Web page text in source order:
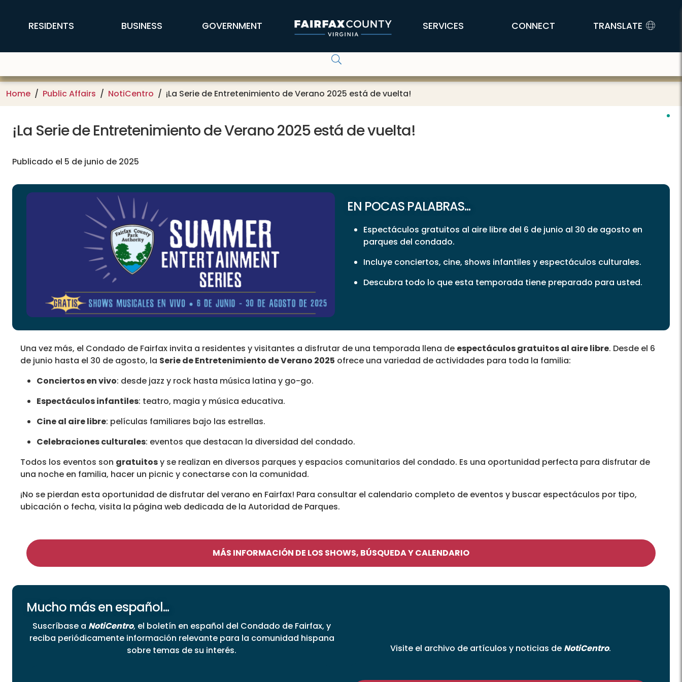
FFX Global Navigation
RESIDENTS BUSINESS GOVERNMENT SERVICES CONNECT TRANSLATE
Home Public Affairs NotiCentro ¡La Serie de Entretenimiento de Verano 2025 está de vuelta!
¡La Serie de Entretenimiento de Verano 2025 está de vuelta!
Publicado el 5 de junio de 2025
EN POCAS PALABRAS...
Espectáculos gratuitos al aire libre del 6 de junio al 30 de agosto en
parques del condado.
Incluye conciertos, cine, shows infantiles y espectáculos culturales.
Descubra todo lo que esta temporada tiene preparado para usted.
Una vez más, el Condado de Fairfax invita a residentes y visitantes a disfrutar de una temporada llena de espectáculos gratuitos al aire libre. Desde el 6
de junio hasta el 30 de agosto, la Serie de Entretenimiento de Verano 2025 ofrece una variedad de actividades para toda la familia:
Conciertos en vivo: desde jazz y rock hasta música latina y go-go.
Espectáculos infantiles: teatro, magia y música educativa.
Cine al aire libre: películas familiares bajo las estrellas.
Celebraciones culturales: eventos que destacan la diversidad del condado.
Todos los eventos son gratuitosy se realizan en diversos parques y espacios comunitarios del condado. Es una oportunidad perfecta para disfrutar de
una noche en familia, hacer un picnic y conectarse con la comunidad.
¡No se pierdan esta oportunidad de disfrutar del verano en Fairfax! Para consultar el calendario completo de eventos y buscar espectáculos por tipo,
ubicación o fecha, visita la página web dedicada de la Autoridad de Parques.
MÁS INFORMACIÓN DE LOS SHOWS, BÚSQUEDA Y CALENDARIO
Mucho más en español...
Suscríbase a NotiCentro, el boletín en español del Condado de Fairfax, y
reciba periódicamente información relevante para la comunidad hispana
sobre temas de su interés.
Visite el archivo de artículos y noticias de NotiCentro.